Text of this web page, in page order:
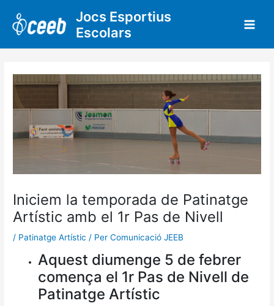
contingut
Jocs Esportius
Escolars
Iniciem la temporada de Patinatge
Artístic amb el 1r Pas de Nivell
/ Patinatge Artístic / Per Comunicació JEEB
Aquest diumenge 5 de febrer
comença el 1r Pas de Nivell de
Patinatge Artístic